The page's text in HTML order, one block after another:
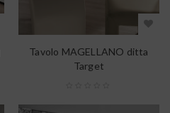
Tavolo MAGELLANO ditta
Target